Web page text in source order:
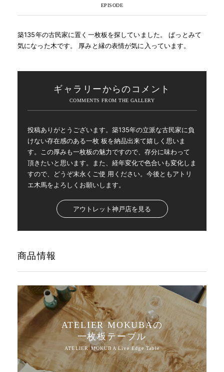
築135年の古民家に置く一枚板を探していました。 ぱっとみて
気になった木です。 厚みと縁の表情が気に入っています。
ギャラリーからのコメント
投稿ありがとうございます。築135年の立派な古民家に負
けない存在感のある一枚 板を納品出来て嬉しく思いま
す。この厚みも一枚板の魅力ですので、存分に味わって
頂きたいと思います。また、経年変化で色合いも変化しま
すので、どうぞ末永くご使 用ください。今後ともアトリ
エ木馬をよろしくお願いします。
アウトレット神戸店を見る
商品情報
ATELIER MOKUBAの
一枚板テーブル